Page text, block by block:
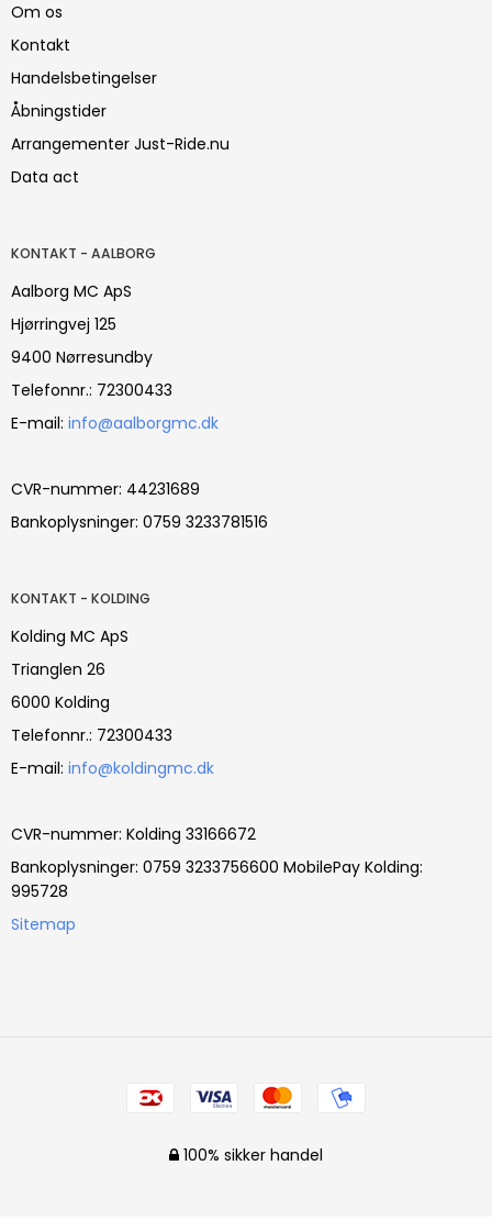
Om os
Kontakt
Handelsbetingelser
Åbningstider
Arrangementer Just-Ride.nu
Data act
KONTAKT - AALBORG
Aalborg MC ApS
Hjørringvej 125
9400 Nørresundby
Telefonnr.: 72300433
E-mail: info@aalborgmc.dk
CVR-nummer: 44231689
Bankoplysninger: 0759 3233781516
KONTAKT - KOLDING
Kolding MC ApS
Trianglen 26
6000 Kolding
Telefonnr.: 72300433
E-mail: info@koldingmc.dk
CVR-nummer: Kolding 33166672
Bankoplysninger: 0759 3233756600 MobilePay Kolding:
995728
Sitemap
100% sikker handel